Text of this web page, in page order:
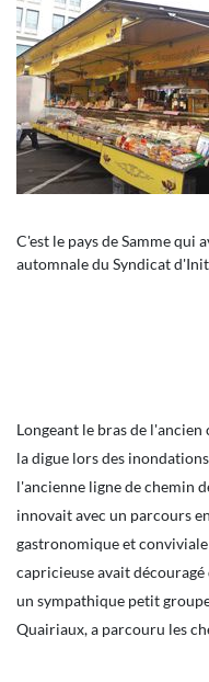
C'est le pays de Samme qui
automnale du Syndicat
Longeant le bras de
la digue lors des
l'ancienne ligne de chemin
innovait avec un parcours
gastronomique et
capricieuse avait
un sympathique petit
Quairiaux, a parcouru les